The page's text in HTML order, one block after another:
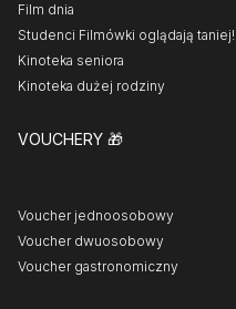
Film dnia
Studenci Filmówki oglądają taniej!
Kinoteka seniora
Kinoteka dużej rodziny
VOUCHERY 🎁
Voucher jednoosobowy
Voucher dwuosobowy
Voucher gastronomiczny